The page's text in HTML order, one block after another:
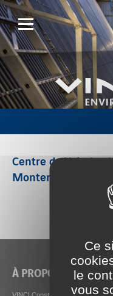
Centre de
Montereau Fault
À PROPOS
Ce
le
vous